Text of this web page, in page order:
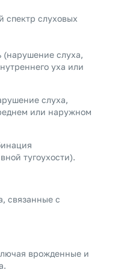
спектр слуховых
(нарушение слуха,
уха или
слуха,
или наружном
тугоухости).
связанные с
врожденные и